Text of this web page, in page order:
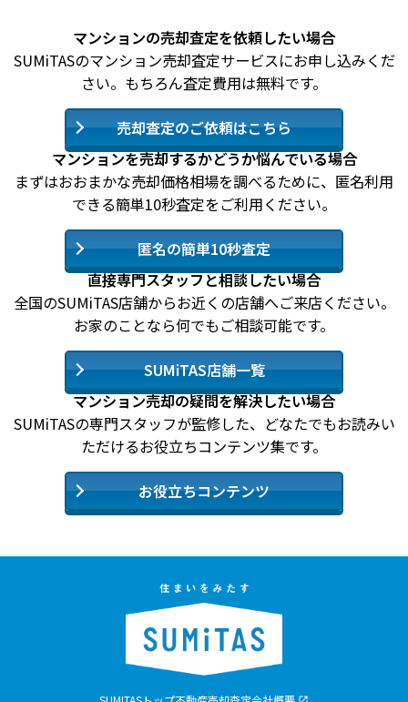
マンションの売却査定を依頼したい場合
SUMiTASのマンション売却査定サービスにお申し込みくだ
さい。もちろん査定費用は無料です。
売却査定のご依頼はこちら
マンションを売却するかどうか悩んでいる場合
まずはおおまかな売却価格相場を調べるために、匿名利用
できる簡単10秒査定をご利用ください。
匿名の簡単10秒査定
直接専門スタッフと相談したい場合
全国のSUMiTAS店舗からお近くの店舗へご来店ください。
お家のことなら何でもご相談可能です。
SUMiTAS店舗一覧
マンション売却の疑問を解決したい場合
SUMiTASの専門スタッフが監修した、どなたでもお読みい
ただけるお役立ちコンテンツ集です。
お役立ちコンテンツ